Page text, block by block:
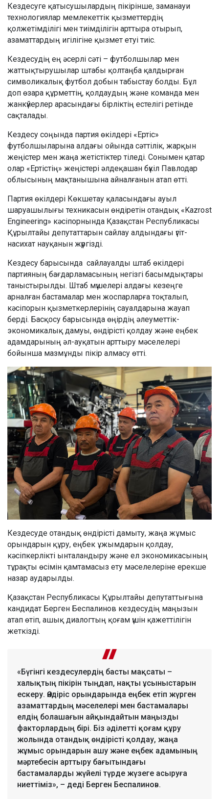
Кездесуге қатысушылардың пікірінше, заманауи
технологиялар мемлекеттік қызметтердің
қолжетімділігі мен тиімділігін арттыра отырып,
азаматтардың игілігіне қызмет етуі тиіс.
Кездесудің ең әсерлі сәті – футболшылар мен
жаттықтырушылар штабы қолтаңба қалдырған
символикалық футбол добын табыстау болды. Бұл
доп өзара құрметтің, қолдаудың және команда мен
жанкүйерлер арасындағы бірліктің естелігі ретінде
сақталады.
Кездесу соңында партия өкілдері «Ертіс»
футболшыларына алдағы ойында сәттілік, жарқын
жеңістер мен жаңа жетістіктер тіледі. Сонымен қатар
олар «Ертістің» жеңістері әлдеқашан бүкіл Павлодар
облысының мақтанышына айналғанын атап өтті.
Партия өкілдері Көкшетау қаласындағы ауыл
шаруашылығы техникасын өндіретін отандық «Kazrost
Engineering» кәсіпорнында Қазақстан Республикасы
Құрылтайы депутаттарын сайлау алдындағы үгіт-
насихат науқанын жүргізді.
Кездесу барысында сайлауалды штаб өкілдері
партияның бағдарламасының негізгі басымдықтары
таныстырылды. Штаб мүшелері алдағы кезеңге
арналған бастамалар мен жоспарларға тоқталып,
кәсіпорын қызметкерлерінің сауалдарына жауап
берді. Басқосу барысында өңірдің әлеуметтік-
экономикалық дамуы, өндірісті қолдау және еңбек
адамдарының әл-ауқатын арттыру мәселелері
бойынша мазмұнды пікір алмасу өтті.
Кездесуде отандық өндірісті дамыту, жаңа жұмыс
орындарын құру, еңбек ұжымдарын қолдау,
кәсіпкерлікті ынталандыру және ел экономикасының
тұрақты өсімін қамтамасыз ету мәселелеріне ерекше
назар аударылды.
Қазақстан Республикасы Құрылтайы депутаттығына
кандидат Берген Беспалинов кездесудің маңызын
атап өтіп, ашық диалогтың қоғам үшін қажеттілігін
жеткізді.
«Бүгінгі кездесулердің басты мақсаты –
халықтың пікірін тыңдап, нақты ұсыныстарын
ескеру. Өндіріс орындарында еңбек етіп жүрген
азаматтардың мәселелері мен бастамалары
елдің болашағын айқындайтын маңызды
факторлардың бірі. Біз әділетті қоғам құру
жолында отандық өндірісті қолдау, жаңа
жұмыс орындарын ашу және еңбек адамының
мәртебесін арттыру бағытындағы
бастамаларды жүйелі түрде жүзеге асыруға
ниеттіміз», – деді Берген Беспалинов.